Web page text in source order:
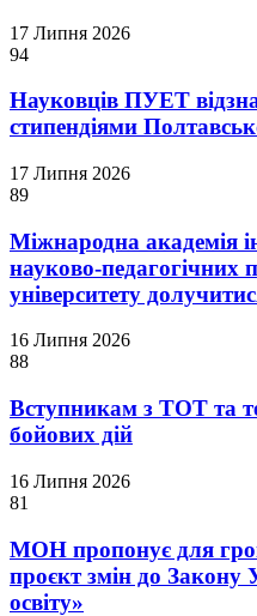
17 Липня 2026
94
Науковців ПУЕТ
стипендіями
17 Липня 2026
89
Міжнародна академія
науково-педагогічних
університету
16 Липня 2026
88
Вступникам з ТОТ та
бойових дій
16 Липня 2026
81
МОН пропонує для
проєкт змін до
освіту»